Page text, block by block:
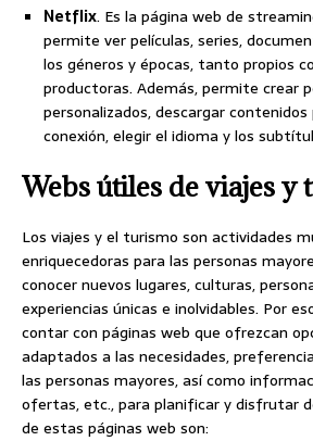
Netflix. Es la página web de
permite ver películas, series,
los géneros y épocas, tanto propios
productoras. Además, permite crear
personalizados, descargar contenidos
conexión, elegir el idioma y los
Webs útiles de viajes y
Los viajes y el turismo son actividades
enriquecedoras para las personas
conocer nuevos lugares, culturas,
experiencias únicas e inolvidables. Por
contar con páginas web que ofrezcan
adaptados a las necesidades,
las personas mayores, así como
ofertas, etc., para planificar y disfrutar
de estas páginas web son: